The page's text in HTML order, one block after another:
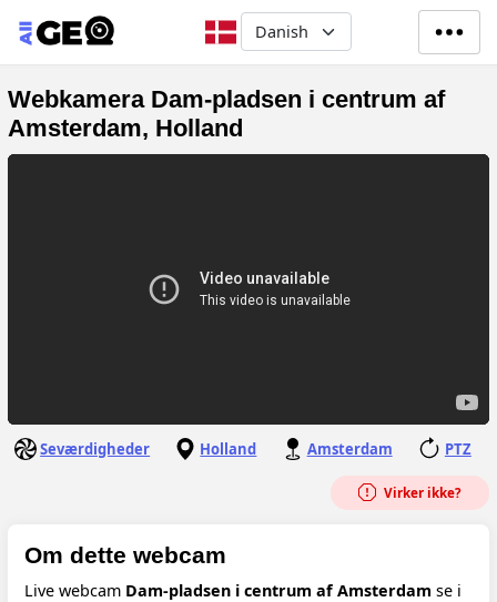
Gå til hovedindhold
Select your language
Webkamera Dam-pladsen i centrum af
Amsterdam, Holland
Seværdigheder Holland Amsterdam PTZ
Virker ikke?
Om dette webcam
Live webcam Dam-pladsen i centrum af Amsterdam se i